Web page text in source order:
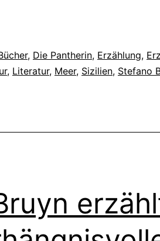
, Die Pantherin, Erzählung,
, Literatur, Meer, Sizilien, Stefano